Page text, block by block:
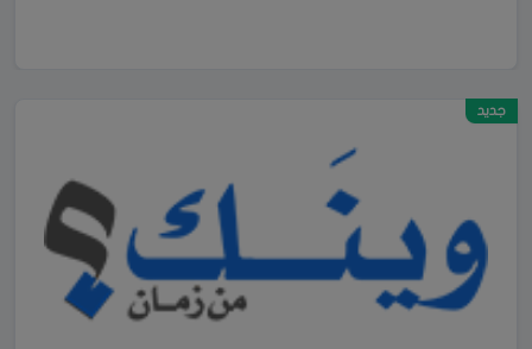
جديد